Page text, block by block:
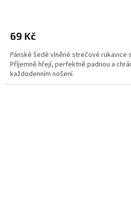
69 Kč
Pánské šedé vlněné strečové rukavice
Příjemně hřejí, perfektně padnou a
každodenním nošení.